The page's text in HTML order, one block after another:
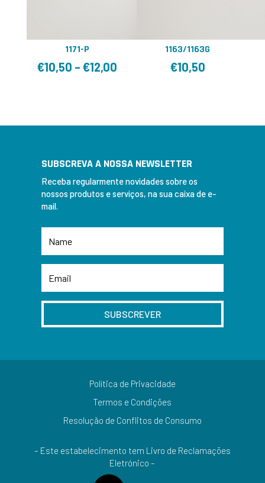
1171-P
€10,50 –€12,00
1163/1163G
€10,50
SUBSCREVA A NOSSA NEWSLETTER
Receba regularmente novidades sobre os
nossos produtos e serviços, na sua caixa de e-
mail.
SUBSCREVER
Política de Privacidade
Termos e Condições
Resolução de Conflitos de Consumo
– Este estabelecimento tem Livro de Reclamações
Eletrónico –